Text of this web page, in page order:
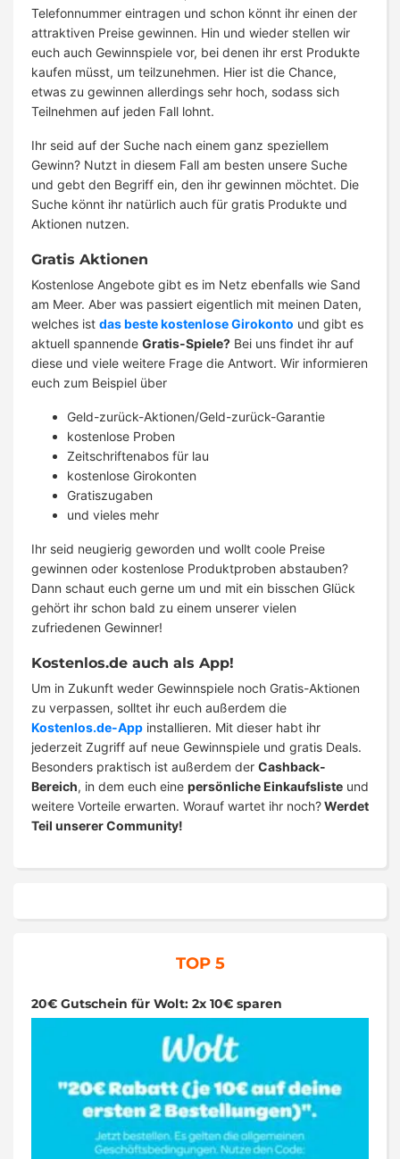
Telefonnummer eintragen und schon könnt ihr einen der
attraktiven Preise gewinnen. Hin und wieder stellen wir
euch auch Gewinnspiele vor, bei denen ihr erst Produkte
kaufen müsst, um teilzunehmen. Hier ist die Chance,
etwas zu gewinnen allerdings sehr hoch, sodass sich
Teilnehmen auf jeden Fall lohnt.
Ihr seid auf der Suche nach einem ganz speziellem
Gewinn? Nutzt in diesem Fall am besten unsere Suche
und gebt den Begriff ein, den ihr gewinnen möchtet. Die
Suche könnt ihr natürlich auch für gratis Produkte und
Aktionen nutzen.
Gratis Aktionen
Kostenlose Angebote gibt es im Netz ebenfalls wie Sand
am Meer. Aber was passiert eigentlich mit meinen Daten,
welches ist das beste kostenlose Girokonto und gibt es
aktuell spannende Gratis-Spiele? Bei uns findet ihr auf
diese und viele weitere Frage die Antwort. Wir informieren
euch zum Beispiel über
Geld-zurück-Aktionen/Geld-zurück-Garantie
kostenlose Proben
Zeitschriftenabos für lau
kostenlose Girokonten
Gratiszugaben
und vieles mehr
Ihr seid neugierig geworden und wollt coole Preise
gewinnen oder kostenlose Produktproben abstauben?
Dann schaut euch gerne um und mit ein bisschen Glück
gehört ihr schon bald zu einem unserer vielen
zufriedenen Gewinner!
Kostenlos.de auch als App!
Um in Zukunft weder Gewinnspiele noch Gratis-Aktionen
zu verpassen, solltet ihr euch außerdem die
Kostenlos.de-App installieren. Mit dieser habt ihr
jederzeit Zugriff auf neue Gewinnspiele und gratis Deals.
Besonders praktisch ist außerdem der Cashback-
Bereich, in dem euch eine persönliche Einkaufsliste und
weitere Vorteile erwarten. Worauf wartet ihr noch?Werdet
Teil unserer Community!
TOP 5
20€ Gutschein für Wolt: 2x 10€ sparen